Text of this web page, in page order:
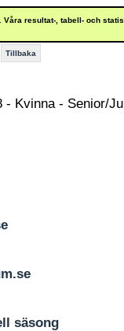
Våra resultat-, tabell- och
Tillbaka
- Kvinna - Senior/
säsong